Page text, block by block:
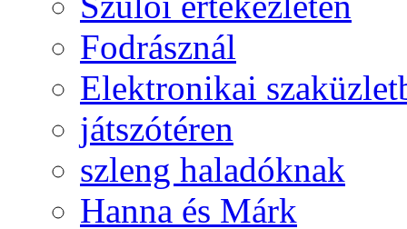
Fodrásznál
Elektronikai
játszótéren
szleng haladóknak
Hanna és Márk